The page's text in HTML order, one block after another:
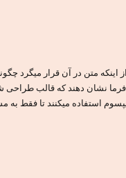
متن در آن قرار میگرد
نشان دهند که قالب طراحی
استفاده میکنند تا فقط به